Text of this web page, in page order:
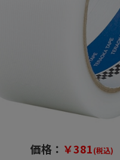
価格： ￥381(税込)